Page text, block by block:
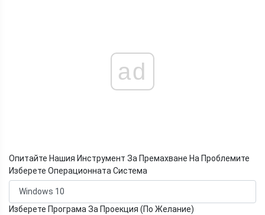
ad
Опитайте Нашия Инструмент За Премахване На Проблемите
Изберете Операционната Система
Изберете Програма За Проекция (По Желание)